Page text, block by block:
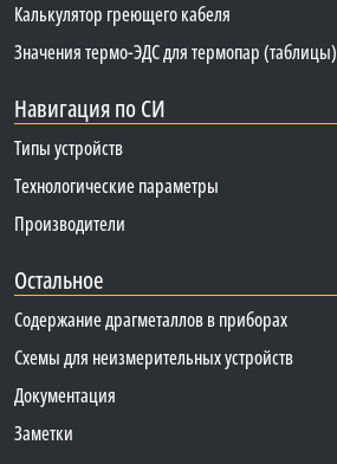
Калькулятор греющего кабеля
Значения термо-ЭДС для термопар (таблицы)
Навигация по СИ
Типы устройств
Технологические параметры
Производители
Остальное
Содержание драгметаллов в приборах
Схемы для неизмерительных устройств
Документация
Заметки